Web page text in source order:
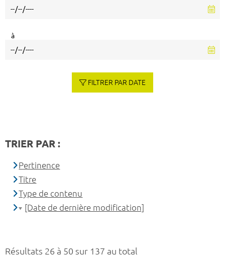
Résultats 26 à 50 sur 137 au total
à
FILTRER PAR DATE
TRIER PAR :
Pertinence
Titre
Type de contenu
[Date de dernière modification]